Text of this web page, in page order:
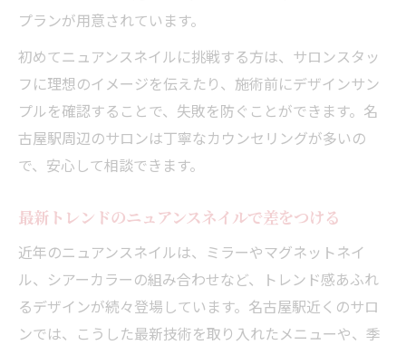
プランが用意されています。
初めてニュアンスネイルに挑戦する方は、サロンスタッ
フに理想のイメージを伝えたり、施術前にデザインサン
プルを確認することで、失敗を防ぐことができます。名
古屋駅周辺のサロンは丁寧なカウンセリングが多いの
で、安心して相談できます。
最新トレンドのニュアンスネイルで差をつける
近年のニュアンスネイルは、ミラーやマグネットネイ
ル、シアーカラーの組み合わせなど、トレンド感あふれ
るデザインが続々登場しています。名古屋駅近くのサロ
ンでは、こうした最新技術を取り入れたメニューや、季